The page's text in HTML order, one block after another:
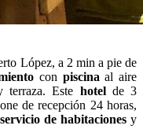
López, a 2 min a pie de
con piscina al aire
terraza. Este hotelde 3
de recepción 24 horas,
servicio de habitaciones y